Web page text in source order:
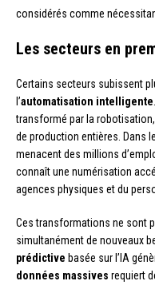
considérés comme
Les secteurs en
Certains secteurs subissent
l’automatisation intelligente
transformé par la
de production entières. Dans
menacent des millions
connaît une numérisation
agences physiques et du
Ces transformations ne sont
simultanément de nouveaux
prédictive basée sur l’IA
données massives requiert